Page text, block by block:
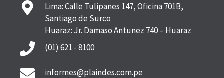
Lima: Calle Tulipanes 147, Oficina 701B,
Santiago de Surco
Huaraz: Jr. Damaso Antunez 740 – Huaraz
(01) 621 - 8100
informes@plaindes.com.pe